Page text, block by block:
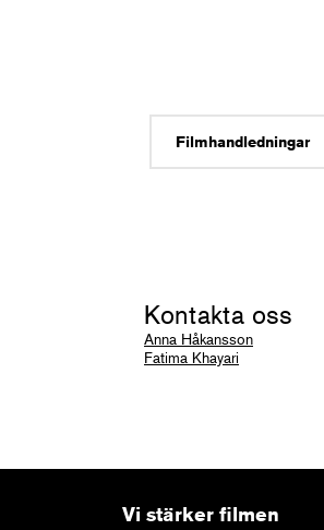
Filmhandledningar
Kontakta oss
Anna Håkansson
Fatima Khayari
Vi stärker filmen